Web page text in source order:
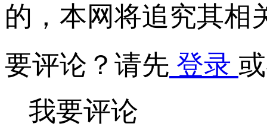
的，本网将追究其相
要评论？请先 登录
我要评论